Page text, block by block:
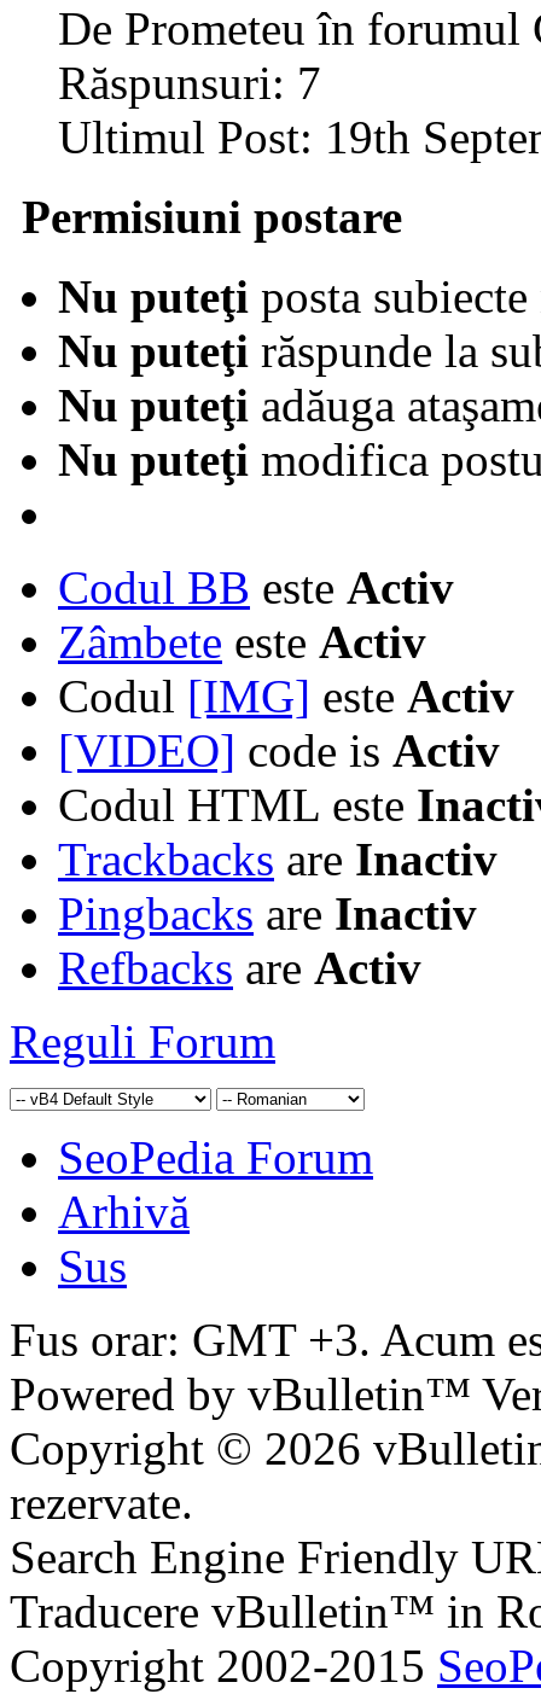
De Prometeu în forumul
Răspunsuri: 7
Ultimul Post: 19th
Permisiuni postare
Nu puteţi posta
Nu puteţi răspunde la
Nu puteţi adăuga
Nu puteţi modifica
Codul BB este Activ
Zâmbete este Activ
Codul [IMG] este Activ
[VIDEO] code is Activ
Codul HTML este
Trackbacks are Inactiv
Pingbacks are Inactiv
Refbacks are Activ
Reguli Forum
SeoPedia Forum
Arhivă
Sus
Fus orar: GMT +3. Acum
Powered by vBulletin™
Copyright © 2026
rezervate.
Search Engine Friendly
Traducere vBulletin™ in
Copyright 2002-2015